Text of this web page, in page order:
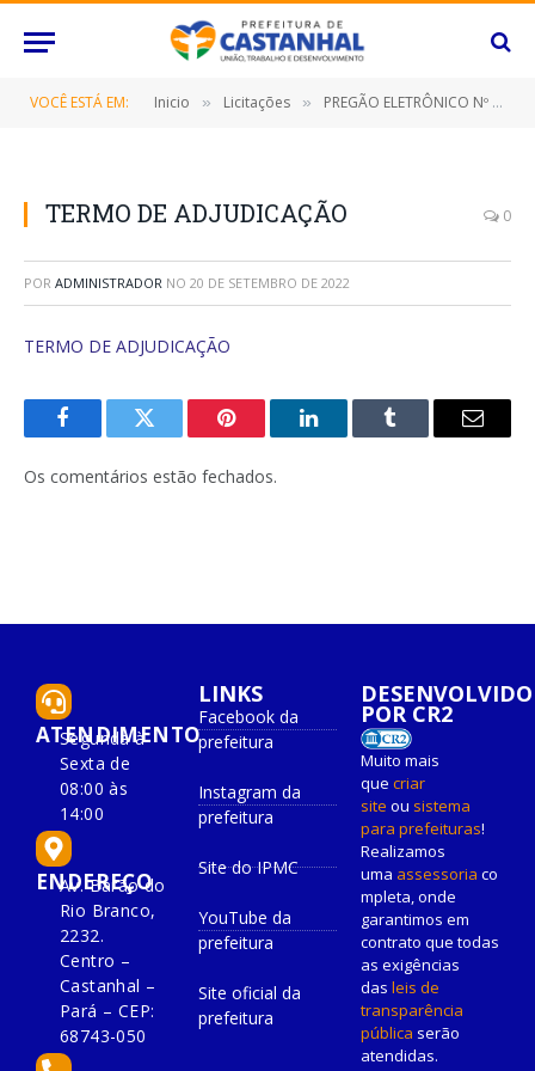
VOCÊ ESTÁ EM: Inicio » Licitações » PREGÃO ELETRÔNICO Nº 056/2022-SRP (CONTRATAÇÃO DE EMPRESA ESPECIALIZADA PARA FORNECIMENTO DE UTENSÍLIOS E EQUIPAMENTO PARA COPA COZINHA)
TERMO DE ADJUDICAÇÃO 0
POR ADMINISTRADOR NO 20 DE SETEMBRO DE 2022
TERMO DE ADJUDICAÇÃO
FacebookTwitter Pinterest O
Tumblr
E-
Os comentários estão fechados.
ATENDIMENTO
Segunda à
Sexta de
08:00 às
14:00
ENDEREÇO
Av. Barão do
Rio Branco,
2232.
Centro –
Castanhal –
Pará – CEP:
68743-050
LINKS
Facebook da
prefeitura
Instagram da
prefeitura
Site do IPMC
YouTube da
prefeitura
Site oficial da
prefeitura
DESENVOLVIDO
POR CR2
Muito mais
que criar
site ou sistema
para prefeituras!
Realizamos
uma assessoria co
mpleta, onde
garantimos em
contrato que todas
as exigências
das leis de
transparência
pública serão
atendidas.